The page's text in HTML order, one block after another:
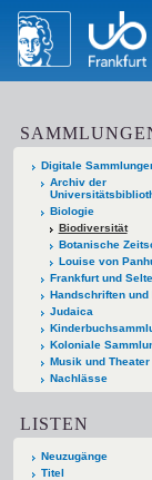
Digitale
Archiv der
Biologie
Biodiversität
Botanische
Louise von
Frankfurt und
Handschriften und
Judaica
Koloniale
Musik und Theater
Nachlässe
LISTEN
Neuzugänge
Titel